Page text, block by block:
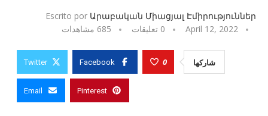
Escrito por Արաբական Միացյալ Էմիրություններ
April 12, 2022
0 تعليقات 685 مشاهدات
شاركها 0
Facebook
Twitter
Pinterest
Email